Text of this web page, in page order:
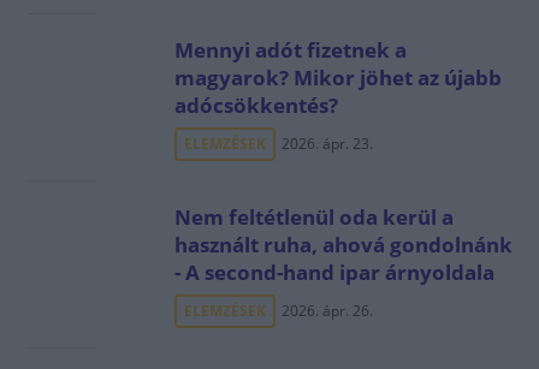
Mennyi adót fizetnek a
magyarok? Mikor jöhet az újabb
adócsökkentés?
ELEMZÉSEK 2026. ápr. 23.
Nem feltétlenül oda kerül a
használt ruha, ahová gondolnánk
- A second-hand ipar árnyoldala
ELEMZÉSEK 2026. ápr. 26.